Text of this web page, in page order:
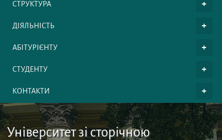
СТРУКТУРА
ДІЯЛЬНІСТЬ
АБІТУРІЄНТУ
СТУДЕНТУ
КОНТАКТИ
Університет зі сторічною